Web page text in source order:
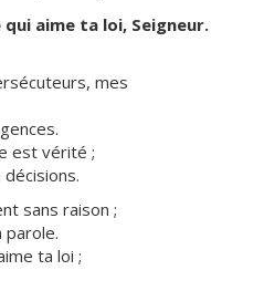
aime ta loi, Seigneur.
mes
est vérité ;
sans raison ;
ta loi ;